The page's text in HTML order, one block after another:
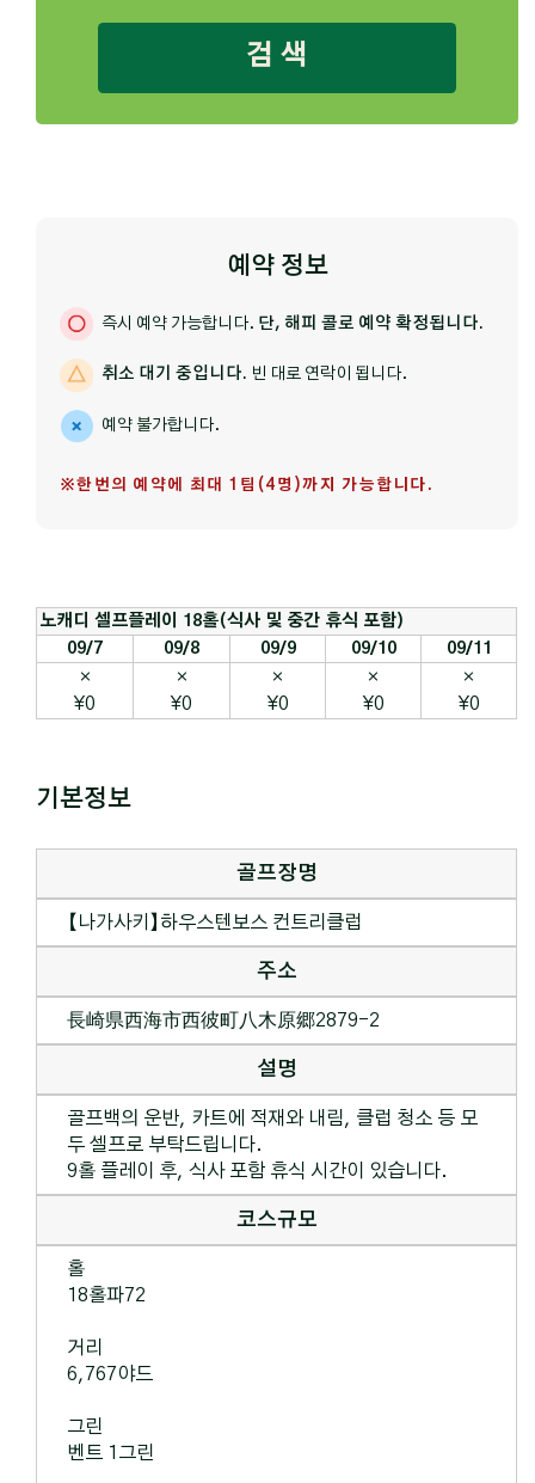
검 색
예약 정보
즉시 예약 가능합니다. 단, 해피 콜로 예약 확정됩니다.
취소 대기 중입니다. 빈 대로 연락이 됩니다.
예약 불가합니다.
※한번의 예약에 최대 1팀(4명)까지 가능합니다.
노캐디 셀프플레이 18홀(식사 및 중간 휴식 포함)
09/7
09/8 09/9 09/10 09/11
×
¥0
×
¥0
×
¥0
×
¥0
×
¥0
기본정보
골프장명
【나가사키】하우스텐보스 컨트리클럽
주소
長崎県西海市西彼町八木原郷2879-2
설명
골프백의 운반, 카트에 적재와 내림, 클럽 청소 등 모
두 셀프로 부탁드립니다.
9홀 플레이 후, 식사 포함 휴식 시간이 있습니다.
코스규모
홀
18홀파72
거리
6,767야드
그린
벤트 1그린